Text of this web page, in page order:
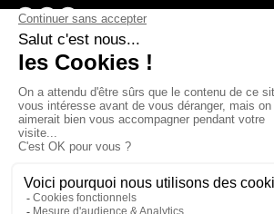
Page Facebook de Kollectif
Page Instagram de Kollectif
Page Linkedin de Kollectif
Bâtiment-Durable-Québec-1
Esquisses-1
MP-1 v2com-1